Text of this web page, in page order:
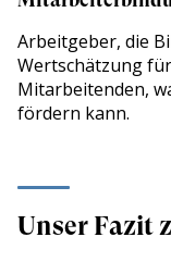
Arbeitgeber, die
Wertschätzung
Mitarbeitenden,
fördern kann.
Unser Fazit